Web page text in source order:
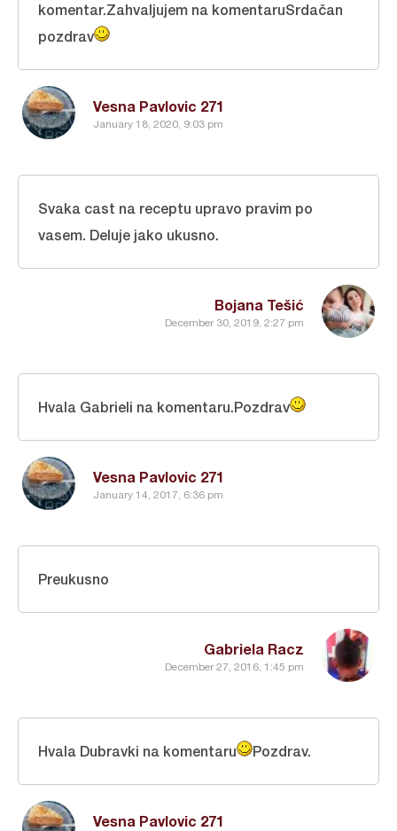
Vesna Pavlovic 271
January 18, 2020, 9:03 pm
komentar.Zahvaljujem na komentaruSrdačan
pozdrav
Bojana Tešić
December 30, 2019, 2:27 pm
Svaka cast na receptu upravo pravim po
vasem. Deluje jako ukusno.
Vesna Pavlovic 271
January 14, 2017, 6:36 pm
Hvala Gabrieli na komentaru.Pozdrav
Gabriela Racz
December 27, 2016, 1:45 pm
Preukusno
Vesna Pavlovic 271
Hvala Dubravki na komentaru Pozdrav.